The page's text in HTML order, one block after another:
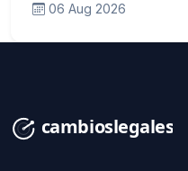
06 Aug 2026